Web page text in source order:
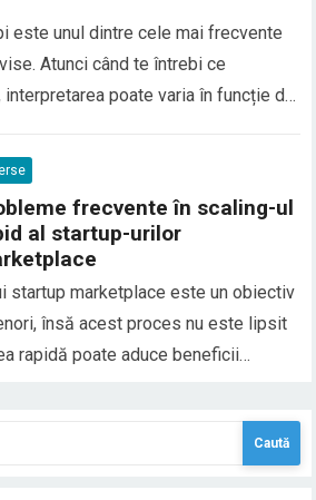
este unul dintre cele mai frecvente
Atunci când te întrebi ce
poate varia în funcție de
cu transformarea, frica, trădarea
dar…
frecvente în scaling-ul
al startup-urilor
startup marketplace este un obiectiv
însă acest proces nu este lipsit
rapidă poate aduce beneficii
și riscuri asociate cu complexitatea
care…